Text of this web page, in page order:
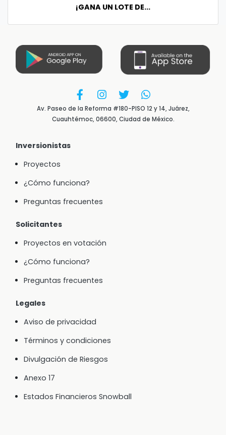
¡GANA UN LOTE DE...
Av. Paseo de la Reforma #180-PISO 12 y 14, Juárez,
Cuauhtémoc, 06600, Ciudad de México.
Inversionistas
Proyectos
¿Cómo funciona?
Preguntas frecuentes
Solicitantes
Proyectos en votación
¿Cómo funciona?
Preguntas frecuentes
Legales
Aviso de privacidad
Términos y condiciones
Divulgación de Riesgos
Anexo 17
Estados Financieros Snowball